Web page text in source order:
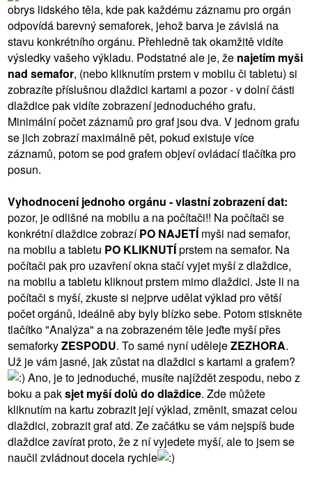
obrys lidského těla, kde pak každému záznamu pro orgán
odpovídá barevný semaforek, jehož barva je závislá na
stavu konkrétního orgánu. Přehledně tak okamžitě vidíte
výsledky vašeho výkladu. Podstatné ale je, že najetím myši
nad semafor, (nebo kliknutím prstem v mobilu či tabletu) si
zobrazíte příslušnou dlaždici kartami a pozor - v dolní části
dlaždice pak vidíte zobrazení jednoduchého grafu.
Minimální počet záznamů pro graf jsou dva. V jednom grafu
se jich zobrazí maximálně pět, pokud existuje více
záznamů, potom se pod grafem objeví ovládací tlačítka pro
posun.
Vyhodnocení jednoho orgánu - vlastní zobrazení dat:
pozor, je odlišné na mobilu a na počítači!! Na počítači se
konkrétní dlaždice zobrazíPO NAJETÍmyši nad semafor,
na mobilu a tabletu PO KLIKNUTÍprstem na semafor. Na
počítači pak pro uzavření okna stačí vyjet myší z dlaždice,
na mobilu a tabletu kliknout prstem mimo dlaždici. Jste li na
počítači s myší, zkuste si nejprve udělat výklad pro větší
počet orgánů, ideálně aby byly blízko sebe. Potom stiskněte
tlačítko "Analýza" a na zobrazeném těle jeďte myší přes
semaforkyZESPODU. To samé nyní udělejeZEZHORA.
Už je vám jasné, jak zůstat na dlaždici s kartami a grafem?
Ano, je to jednoduché, musíte najíždět zespodu, nebo z
boku a paksjet myší dolů do dlaždice. Zde můžete
kliknutím na kartu zobrazit její výklad, změnit, smazat celou
dlaždici, zobrazit graf atd. Ze začátku se vám nejspíš bude
dlaždice zavírat proto, že z ní vyjedete myší, ale to jsem se
naučil zvládnout docela rychle